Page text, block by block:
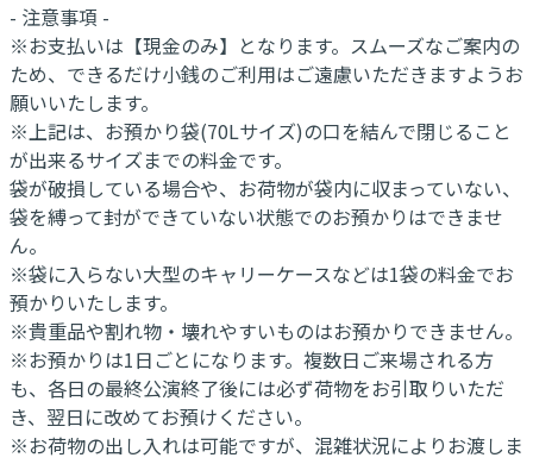
- 注意事項 -
※お支払いは【現金のみ】となります。スムーズなご案内の
ため、できるだけ小銭のご利用はご遠慮いただきますようお
願いいたします。
※上記は、お預かり袋(70Lサイズ)の口を結んで閉じること
が出来るサイズまでの料金です。
袋が破損している場合や、お荷物が袋内に収まっていない、
袋を縛って封ができていない状態でのお預かりはできませ
ん。
※袋に入らない大型のキャリーケースなどは1袋の料金でお
預かりいたします。
※貴重品や割れ物・壊れやすいものはお預かりできません。
※お預かりは1日ごとになります。複数日ご来場される方
も、各日の最終公演終了後には必ず荷物をお引取りいただ
き、翌日に改めてお預けください。
※お荷物の出し入れは可能ですが、混雑状況によりお渡しま